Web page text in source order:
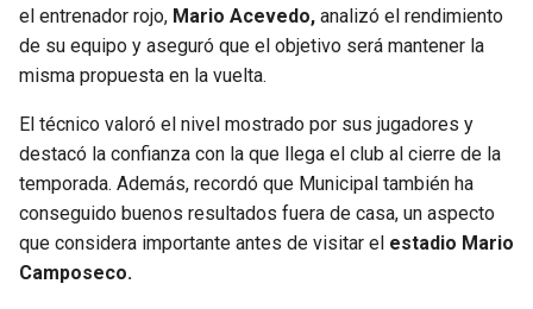
LIONS
PACKERS
VIKINGS
FALCONS
PANTHERS
NUGGETS
TIMBERWOLVES
THUNDER
TRAIL BLAZERS
JAZZ
el entrenador rojo, Mario Acevedo, analizó el rendimiento
de su equipo y aseguró que el objetivo será mantener la
misma propuesta en la vuelta.
El técnico valoró el nivel mostrado por sus jugadores y
destacó la confianza con la que llega el club al cierre de la
temporada. Además, recordó que Municipal también ha
conseguido buenos resultados fuera de casa, un aspecto
que considera importante antes de visitar el estadio Mario
Camposeco.